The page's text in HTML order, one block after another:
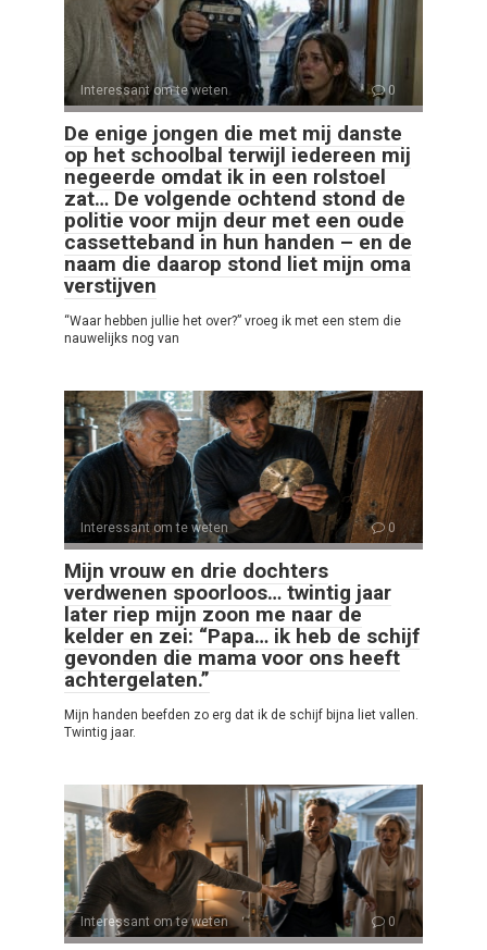
Interessant om te weten 0
De enige jongen die met mij danste
op het schoolbal terwijl iedereen mij
negeerde omdat ik in een rolstoel
zat… De volgende ochtend stond de
politie voor mijn deur met een oude
cassetteband in hun handen – en de
naam die daarop stond liet mijn oma
verstijven
“Waar hebben jullie het over?” vroeg ik met een stem die
nauwelijks nog van
Interessant om te weten 0
Mijn vrouw en drie dochters
verdwenen spoorloos… twintig jaar
later riep mijn zoon me naar de
kelder en zei: “Papa… ik heb de schijf
gevonden die mama voor ons heeft
achtergelaten.”
Mijn handen beefden zo erg dat ik de schijf bijna liet vallen.
Twintig jaar.
Interessant om te weten 0